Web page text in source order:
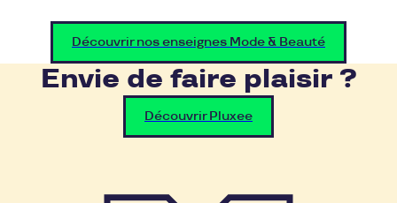
Découvrir nos enseignes Mode & Beauté
Envie de faire plaisir ?
Découvrir Pluxee